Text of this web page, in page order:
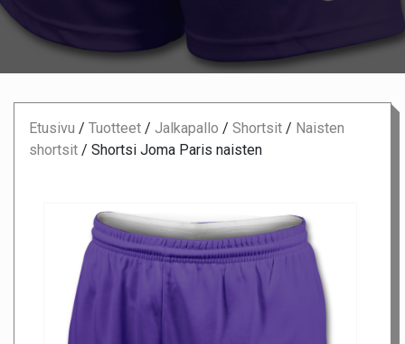
Etusivu / Tuotteet / Jalkapallo / Shortsit / Naisten
shortsit / Shortsi Joma Paris naisten